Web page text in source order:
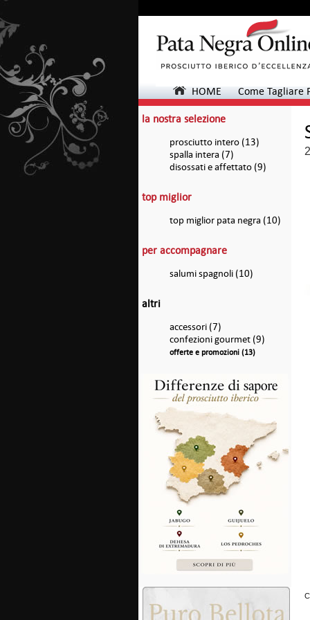
la nostra selezione
prosciutto intero (13)
spalla intera (7)
disossati e affettato (9)
top miglior
top miglior pata negra (10)
per accompagnare
salumi spagnoli (10)
altri
accessori (7)
confezioni gourmet (9)
offerte e promozioni (13)
HOME Come Tagliare